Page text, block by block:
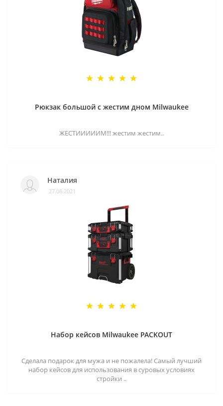
Рюкзак большой с жестим дном Milwaukee
ЖЕСТИИИИИМ!!! жестим жестим..
Наталия
27.08.2021
Набор кейсов Milwaukee PACKOUT
Сделала подарок для мужа и не пожалела! Самый лучший
набор кейсов для использования в суровых условиях
стройки ..